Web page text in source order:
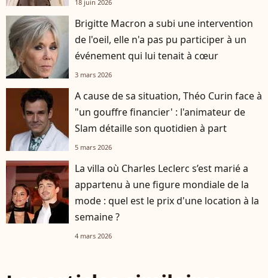
18 juin 2026
Brigitte Macron a subi une intervention
de l'oeil, elle n'a pas pu participer à un
événement qui lui tenait à cœur
3 mars 2026
A cause de sa situation, Théo Curin face à
"un gouffre financier' : l'animateur de
Slam détaille son quotidien à part
5 mars 2026
La villa où Charles Leclerc s’est marié a
appartenu à une figure mondiale de la
mode : quel est le prix d'une location à la
semaine ?
4 mars 2026